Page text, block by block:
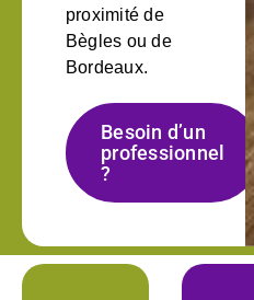
proximité de
Bègles ou de
Bordeaux.
Besoin d’un
professionnel
?